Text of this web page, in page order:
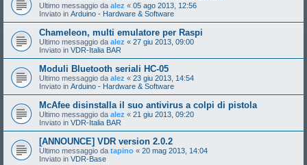
Ultimo messaggio da alez « 05 ago 2013, 12:56
Inviato in Arduino - Hardware & Software
Chameleon, multi emulatore per Raspi
Ultimo messaggio da alez « 27 giu 2013, 09:00
Inviato in VDR-Italia BAR
Moduli Bluetooth seriali HC-05
Ultimo messaggio da alez « 23 giu 2013, 14:54
Inviato in Arduino - Hardware & Software
McAfee disinstalla il suo antivirus a colpi di pistola
Ultimo messaggio da alez « 21 giu 2013, 09:20
Inviato in VDR-Italia BAR
[ANNOUNCE] VDR version 2.0.2
Ultimo messaggio da tapino « 20 mag 2013, 14:04
Inviato in VDR-Base